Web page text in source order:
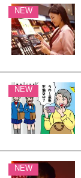
NEW
NEW
NEW